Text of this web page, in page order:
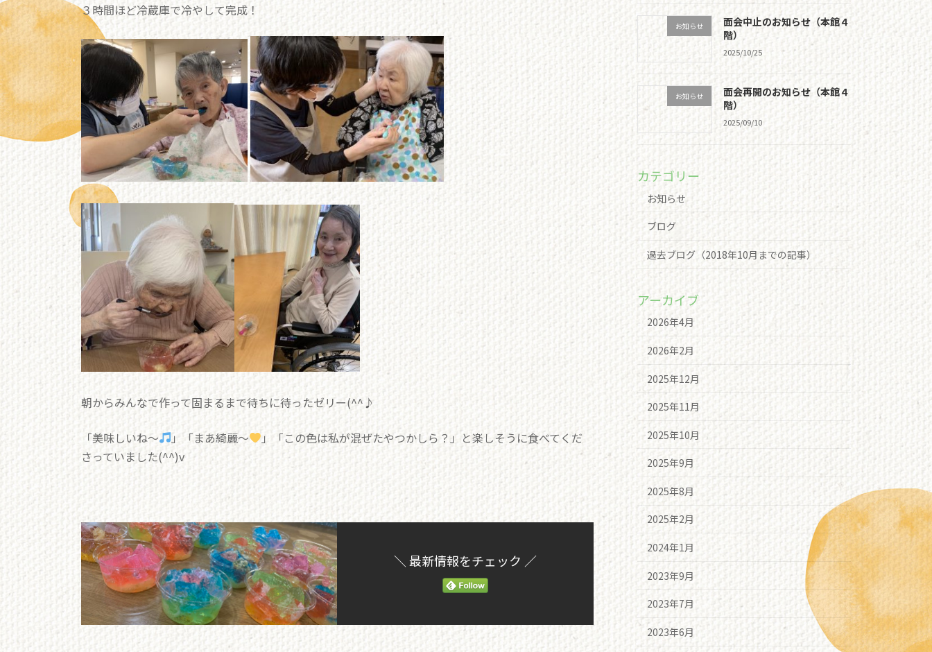
３時間ほど冷蔵庫で冷やして完成！
朝からみんなで作って固まるまで待ちに待ったゼリー(^^♪
「美味しいね～ 」「まあ綺麗～
」「この色は私が混ぜたやつかしら？」と楽しそうに食べてくだ
さっていました(^^)v
＼ 最新情報をチェック ／
お知らせ
面会中止のお知らせ（本館４
階）
2025/10/25
お知らせ
面会再開のお知らせ（本館４
階）
2025/09/10
カテゴリー
お知らせ
ブログ
過去ブログ（2018年10月までの記事）
アーカイブ
2026年4月
2026年2月
2025年12月
2025年11月
2025年10月
2025年9月
2025年8月
2025年2月
2024年1月
2023年9月
2023年7月
2023年6月